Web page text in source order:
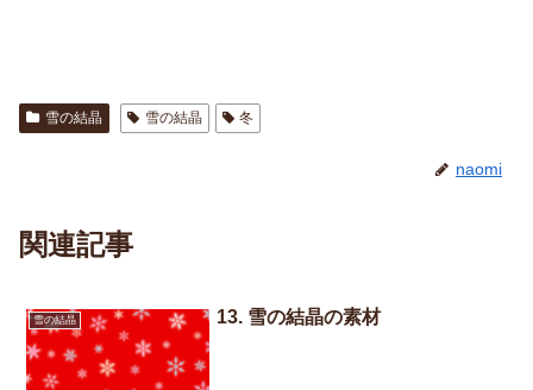
雪の結晶 雪の結晶 冬
naomi
関連記事
雪の結晶 13. 雪の結晶の素材